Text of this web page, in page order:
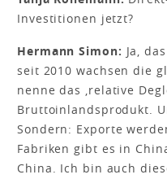
Investitionen jetzt?
Hermann Simon: Ja,
seit 2010 wachsen die
nenne das ,relative
Bruttoinlandsprodukt.
Sondern: Exporte
Fabriken gibt es in
China. Ich bin auch